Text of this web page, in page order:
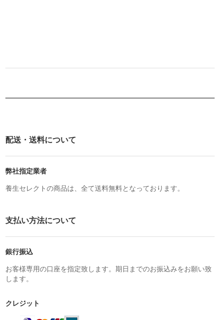
配送・送料について
弊社指定業者
養生セレクトの商品は、全て送料無料となっております。
支払い方法について
銀行振込
お客様専用の口座を指定致します。期日までのお振込みをお願い致
します。
クレジット